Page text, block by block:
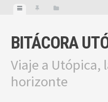
BITÁCORA
Viaje a Utópica,
horizonte